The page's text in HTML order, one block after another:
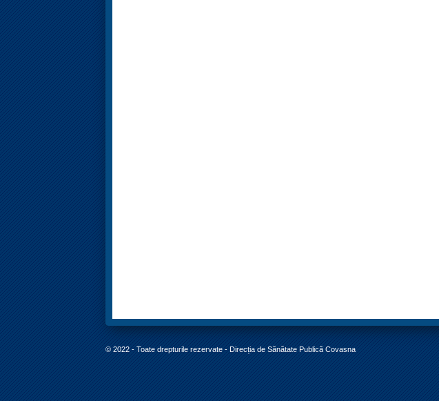
© 2022 - Toate drepturile rezervate - Direcția de Sănătate Publică Covasna